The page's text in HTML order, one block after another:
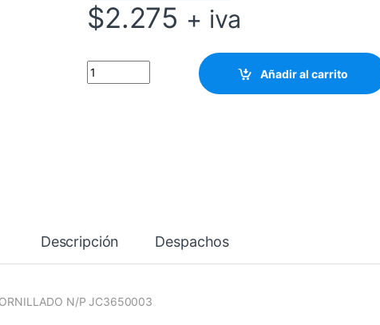
$2.275 + iva
CONECTOR BNC MACHO RG-8, ATORNILLADO quantity
Añadir al carrito
Descripción Despachos
N/P JC3650003